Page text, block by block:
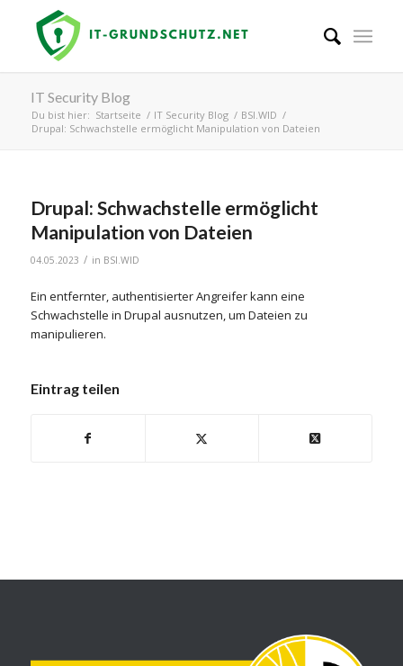
IT Security Blog
Du bist hier: Startseite / IT Security Blog / BSI.WID /
Drupal: Schwachstelle ermöglicht Manipulation von Dateien
Drupal: Schwachstelle ermöglicht
Manipulation von Dateien
04.05.2023 / in BSI.WID
Ein entfernter, authentisierter Angreifer kann eine
Schwachstelle in Drupal ausnutzen, um Dateien zu
manipulieren.
Eintrag teilen